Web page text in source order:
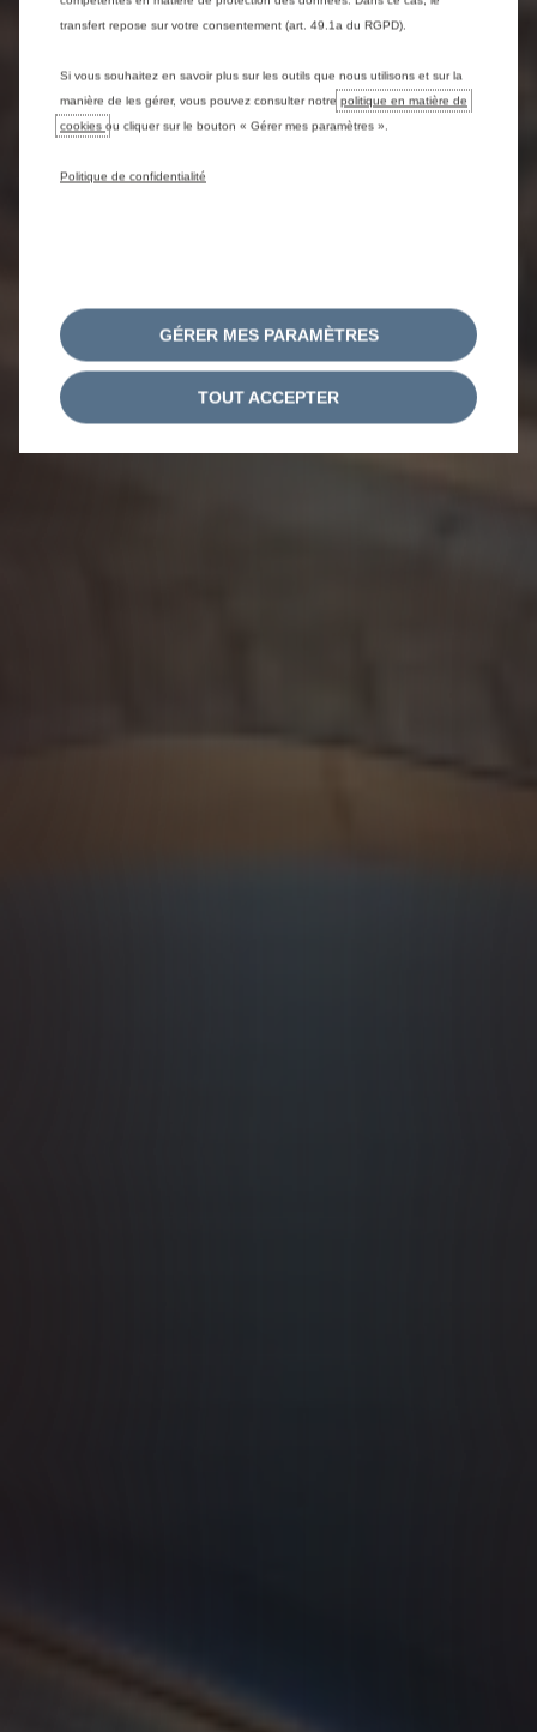
transfert repose sur votre consentement (art. 49.1a du RGPD).
Si vous souhaitez en savoir plus sur les outils que nous utilisons et sur la
manière de les gérer, vous pouvez consulter notre politique en matière de
cookies ou cliquer sur le bouton « Gérer mes paramètres ».
Politique de confidentialité
GÉRER MES PARAMÈTRES
TOUT ACCEPTER